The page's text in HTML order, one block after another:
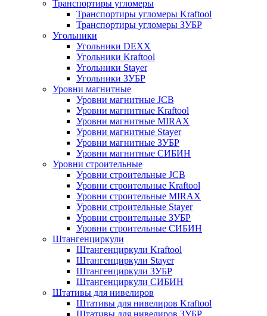
Транспортиры угломеры
Транспортиры угломеры Kraftool
Транспортиры угломеры ЗУБР
Угольники
Угольники DEXX
Угольники Kraftool
Угольники Stayer
Угольники ЗУБР
Уровни магнитные
Уровни магнитные JCB
Уровни магнитные Kraftool
Уровни магнитные MIRAX
Уровни магнитные Stayer
Уровни магнитные ЗУБР
Уровни магнитные СИБИН
Уровни строительные
Уровни строительные JCB
Уровни строительные Kraftool
Уровни строительные MIRAX
Уровни строительные Stayer
Уровни строительные ЗУБР
Уровни строительные СИБИН
Штангенциркули
Штангенциркули Kraftool
Штангенциркули Stayer
Штангенциркули ЗУБР
Штангенциркули СИБИН
Штативы для нивелиров
Штативы для нивелиров Kraftool
Штативы для нивелиров ЗУБР